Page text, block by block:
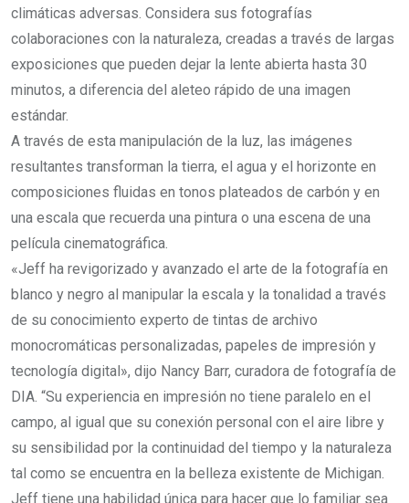
climáticas adversas. Considera sus fotografías
colaboraciones con la naturaleza, creadas a través de largas
exposiciones que pueden dejar la lente abierta hasta 30
minutos, a diferencia del aleteo rápido de una imagen
estándar.
A través de esta manipulación de la luz, las imágenes
resultantes transforman la tierra, el agua y el horizonte en
composiciones fluidas en tonos plateados de carbón y en
una escala que recuerda una pintura o una escena de una
película cinematográfica.
«Jeff ha revigorizado y avanzado el arte de la fotografía en
blanco y negro al manipular la escala y la tonalidad a través
de su conocimiento experto de tintas de archivo
monocromáticas personalizadas, papeles de impresión y
tecnología digital», dijo Nancy Barr, curadora de fotografía de
DIA. “Su experiencia en impresión no tiene paralelo en el
campo, al igual que su conexión personal con el aire libre y
su sensibilidad por la continuidad del tiempo y la naturaleza
tal como se encuentra en la belleza existente de Michigan.
Jeff tiene una habilidad única para hacer que lo familiar sea